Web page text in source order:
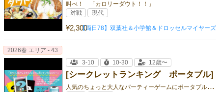
叫べ！ 「カロリーダウト！！」
¥2,300
対戦 現代
【両日78】双葉社＆小学館＆ドロッセルマイヤーズ
[シークレットランキング ポータブル]
人
気のちょっと大人なパーティーゲームにポータブル版が登場！
2026春 エリア - 43
3-10
10-30 12歳〜